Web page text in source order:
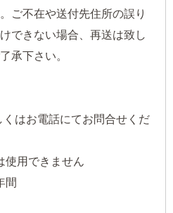
ご不在や送付先住所の誤り
できない場合、再送は致し
承下さい。
くはお電話にてお問合せくだ
使用できません
間